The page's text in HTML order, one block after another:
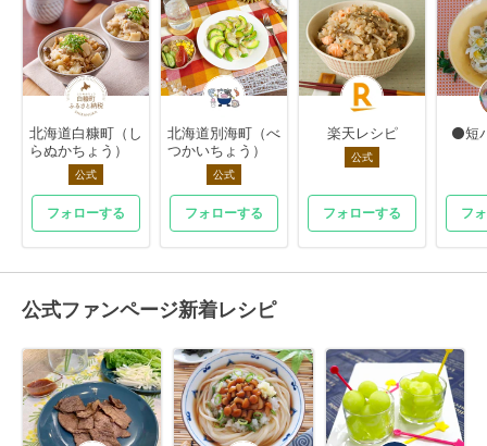
北海道白糠町（し
らぬかちょう）
公式
フォローする
北海道別海町（べ
つかいちょう）
公式
フォローする
楽天レシピ
公式
フォローする
⚫短
フ
公式ファンページ新着レシピ